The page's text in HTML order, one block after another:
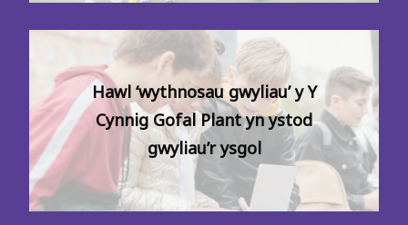
Hawl ‘wythnosau gwyliau’ y Y
Cynnig Gofal Plant yn ystod
gwyliau’r ysgol